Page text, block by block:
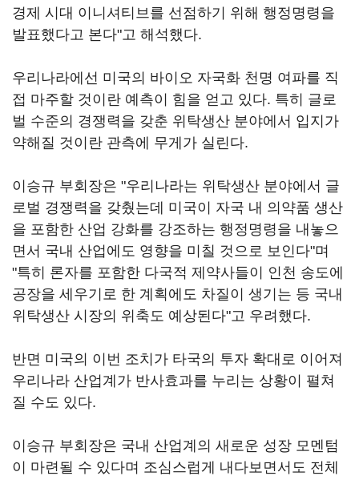
경제 시대 이니셔티브를 선점하기 위해 행정명령을
발표했다고 본다"고 해석했다.
우리나라에선 미국의 바이오 자국화 천명 여파를 직
접 마주할 것이란 예측이 힘을 얻고 있다. 특히 글로
벌 수준의 경쟁력을 갖춘 위탁생산 분야에서 입지가
약해질 것이란 관측에 무게가 실린다.
이승규 부회장은 "우리나라는 위탁생산 분야에서 글
로벌 경쟁력을 갖췄는데 미국이 자국 내 의약품 생산
을 포함한 산업 강화를 강조하는 행정명령을 내놓으
면서 국내 산업에도 영향을 미칠 것으로 보인다"며
"특히 론자를 포함한 다국적 제약사들이 인천 송도에
공장을 세우기로 한 계획에도 차질이 생기는 등 국내
위탁생산 시장의 위축도 예상된다"고 우려했다.
반면 미국의 이번 조치가 타국의 투자 확대로 이어져
우리나라 산업계가 반사효과를 누리는 상황이 펼쳐
질 수도 있다.
이승규 부회장은 국내 산업계의 새로운 성장 모멘텀
이 마련될 수 있다며 조심스럽게 내다보면서도 전체